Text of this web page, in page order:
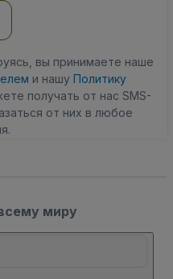
вы принимаете наше
и нашу Политику
получать от нас SMS-
от них в любое
миру